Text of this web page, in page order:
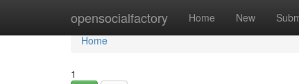
opensocialfactory Home New
Home
Home
1